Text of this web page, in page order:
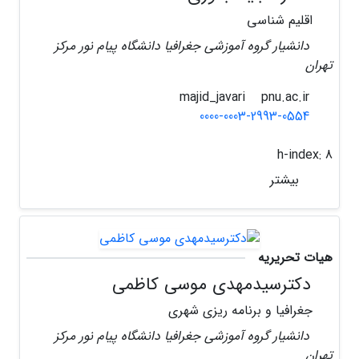
اقلیم شناسی
دانشیار گروه آموزشی جغرافیا دانشگاه پیام نور مرکز
تهران
pnu.ac.ir
0000-0003-2993-0554
h-index: 8
بیشتر
هیات تحریریه
دکترسیدمهدی موسی کاظمی
جغرافیا و برنامه ریزی شهری
دانشیار گروه آموزشی جغرافیا دانشگاه پیام نور مرکز